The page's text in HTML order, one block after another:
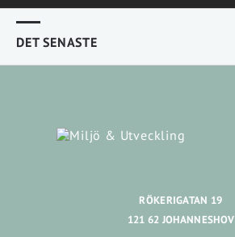
DET SENASTE
RÖKERIGATAN 19
121 62 JOHANNESHOV